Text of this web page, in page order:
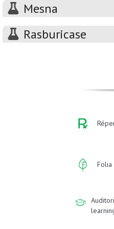
Mesna
Rasburicase
Folia